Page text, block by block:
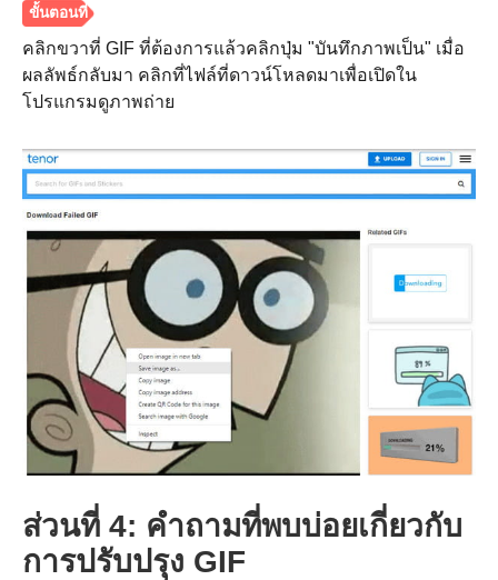
คลิกขวาที่ GIF ที่ต้องการแล้วคลิกปุ่ม "บันทึกภาพเป็น" เมื่อ
ผลลัพธ์กลับมา คลิกที่ไฟล์ที่ดาวน์โหลดมาเพื่อเปิดใน
โปรแกรมดูภาพถ่าย
ส่วนที่ 4: คำถามที่พบบ่อยเกี่ยวกับ
การปรับปรุง GIF